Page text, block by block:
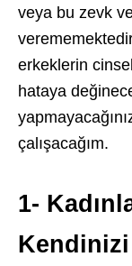
veya bu zevk
erkeklerin
hataya
çalışacağım.
1-